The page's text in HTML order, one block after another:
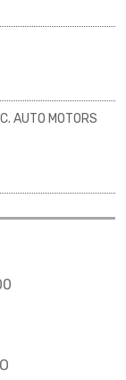
AUTO MOTORS